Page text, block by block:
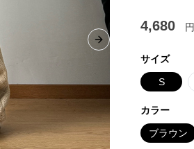
Next slide
4,680 円
サイズ
S
カラー
ブラウン